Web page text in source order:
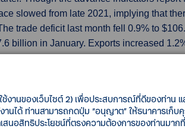
slowed from late 2021, implying that
trade deficit last month fell 0.9% to
billion in January. Exports increased
higher prices rather than increased
in 2022
than 11 percentage points to an
to the effects of the war in Ukraine. On
"he conflict will have the most acute
งานของเว็บไซต์ 2) เพื่อประสบการณ์ที่ดีของท่าน แ
านได้ ท่านสามารถกดปุ่ม “อนุญาต” ให้ธนาคารเก็บ
สนอสิทธิประโยชน์ที่ตรงความต้องการของท่านมาก